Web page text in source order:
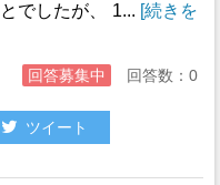
でしたが、 1... [続きを
回答募集中 回答数：0
ツイート